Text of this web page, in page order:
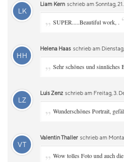
LK
Liam Kern schrieb am Sonntag,
„ SUPER.....Beautiful work, .
HH
Helena Haas schrieb am
„ Sehr schönes und
LZ
Luis Zenz schrieb am Freitag, 3.
„ Wunderschönes Portrait,
VT
Valentin Thaller schrieb am
„ Wow tolles Foto und auch